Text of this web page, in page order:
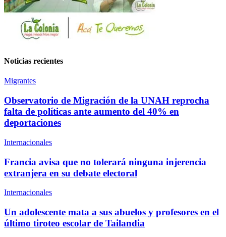
Noticias recientes
Migrantes
Observatorio de Migración de la UNAH reprocha
falta de políticas ante aumento del 40% en
deportaciones
Internacionales
Francia avisa que no tolerará ninguna injerencia
extranjera en su debate electoral
Internacionales
Un adolescente mata a sus abuelos y profesores en el
último tiroteo escolar de Tailandia